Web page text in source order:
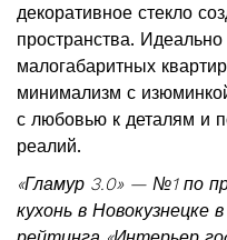
декоративное стекло
пространства.
малогабаритных
минимализм с
с любовью к деталям и
реалий.
«Гламур 3.0» — №1 по
кухонь в Новокузнецке